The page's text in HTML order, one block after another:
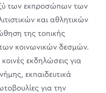
των εκπροσώπων των
και αθλητικών
της τοπικής
κοινωνικών δεσμών.
εκδηλώσεις για
εκπαιδευτικά
για την